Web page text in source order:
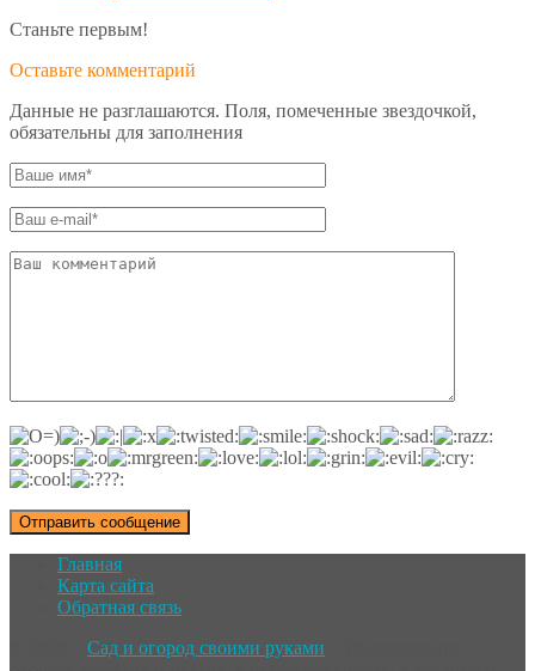
Станьте первым!
Оставьте комментарий
Данные не разглашаются. Поля, помеченные звездочкой,
обязательны для заполнения
Главная
Карта сайта
Обратная связь
Сад и огород своими руками